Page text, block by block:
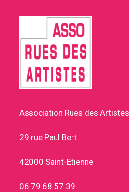
Association Rues des Artistes
29 rue Paul Bert
42000 Saint-Etienne
06 79 68 57 39